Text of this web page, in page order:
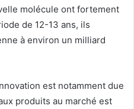
molécule ont fortement
de 12-13 ans, ils
à environ un milliard
est notamment due
produits au marché est